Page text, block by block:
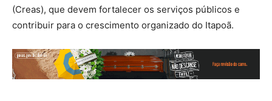
(Creas), que devem fortalecer os serviços públicos e
contribuir para o crescimento organizado do Itapoã.